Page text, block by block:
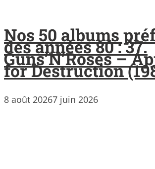
Nos 50 albums
des années 80 : 37.
Guns’N’Roses –
for Destruction
8 août 20267 juin 2026